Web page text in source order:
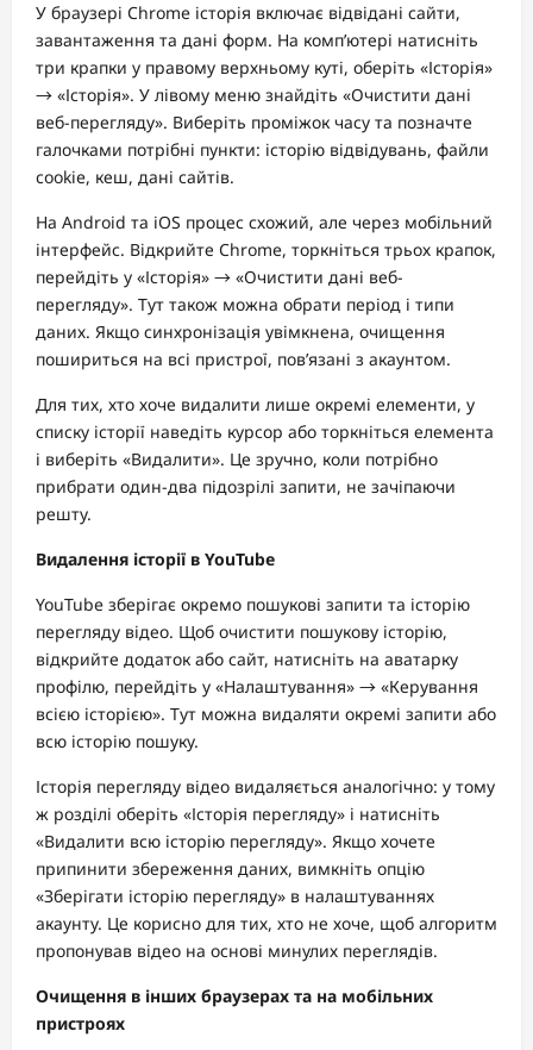
У браузері Chrome історія включає відвідані сайти,
завантаження та дані форм. На комп’ютері натисніть
три крапки у правому верхньому куті, оберіть «Історія»
→ «Історія». У лівому меню знайдіть «Очистити дані
веб-перегляду». Виберіть проміжок часу та позначте
галочками потрібні пункти: історію відвідувань, файли
cookie, кеш, дані сайтів.
На Android та iOS процес схожий, але через мобільний
інтерфейс. Відкрийте Chrome, торкніться трьох крапок,
перейдіть у «Історія» → «Очистити дані веб-
перегляду». Тут також можна обрати період і типи
даних. Якщо синхронізація увімкнена, очищення
пошириться на всі пристрої, пов’язані з акаунтом.
Для тих, хто хоче видалити лише окремі елементи, у
списку історії наведіть курсор або торкніться елемента
і виберіть «Видалити». Це зручно, коли потрібно
прибрати один-два підозрілі запити, не зачіпаючи
решту.
Видалення історії в YouTube
YouTube зберігає окремо пошукові запити та історію
перегляду відео. Щоб очистити пошукову історію,
відкрийте додаток або сайт, натисніть на аватарку
профілю, перейдіть у «Налаштування» → «Керування
всією історією». Тут можна видаляти окремі запити або
всю історію пошуку.
Історія перегляду відео видаляється аналогічно: у тому
ж розділі оберіть «Історія перегляду» і натисніть
«Видалити всю історію перегляду». Якщо хочете
припинити збереження даних, вимкніть опцію
«Зберігати історію перегляду» в налаштуваннях
акаунту. Це корисно для тих, хто не хоче, щоб алгоритм
пропонував відео на основі минулих переглядів.
Очищення в інших браузерах та на мобільних
пристроях